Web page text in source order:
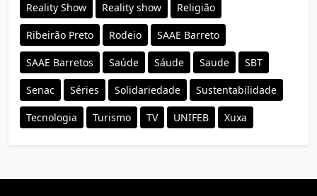
Reality Show Reality show Religião
Ribeirão Preto Rodeio SAAE Barreto
SAAE Barretos Saúde Sáude Saude SBT
Senac Séries Solidariedade Sustentabilidade
Tecnologia Turismo TV UNIFEB Xuxa